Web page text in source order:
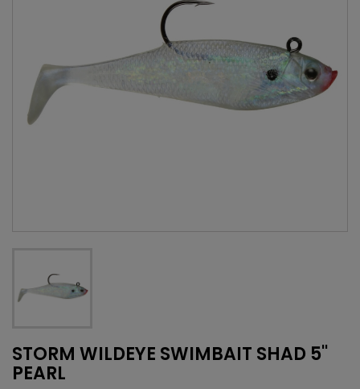
STORM WILDEYE SWIMBAIT SHAD 5''
PEARL